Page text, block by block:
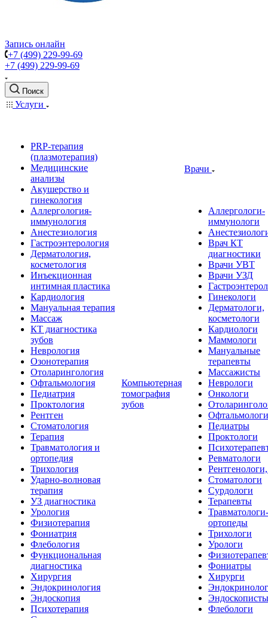
Запись онлайн
+7 (499) 229-99-69
+7 (499) 229-99-69
Поиск
Услуги
PRP-терапия
(плазмотерапия)
Медицинские
анализы
Акушерство и
гинекология
Аллергология-
иммунология
Анестезиология
Гастроэнтерология
Дерматология,
косметология
Инъекционная
интимная пластика
Кардиология
Мануальная терапия
Массаж
КТ диагностика
зубов
Неврология
Озонотерапия
Отоларингология
Офтальмология
Педиатрия
Проктология
Рентген
Стоматология
Терапия
Травматология и
ортопедия
Трихология
Ударно-волновая
терапия
УЗ диагностика
Урология
Физиотерапия
Фониатрия
Флебология
Функциональная
диагностика
Хирургия
Эндокринология
Эндоскопия
Психотерапия
Компьютерная
томография
зубов
Врачи
Аллергологи-
иммунологи
Врач КТ
диагностики
Врачи УВТ
Врачи УЗД
Гинекологи
Дерматологи,
косметологи
Кардиологи
Маммологи
Мануальные
терапевты
Массажисты
Неврологи
Онкологи
Офтальмологи
Педиатры
Проктологи
Ревматологи
Стоматологи
Сурдологи
Терапевты
Травматологи-
ортопеды
Трихологи
Урологи
Фониатры
Хирурги
Эндоскописты
Флебологи